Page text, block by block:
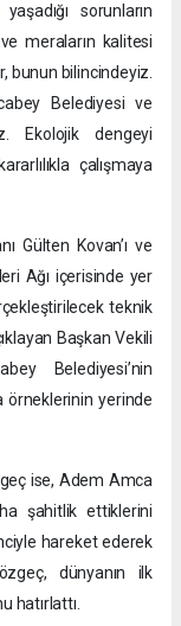
sorunların
meraların kalitesi
bunun bilincindeyiz.
Belediyesi ve
Ekolojik dengeyi
çalışmaya
Gülten Kovan’ı ve
Ağı içerisinde yer
teknik
Başkan Vekili
Belediyesi’nin
örneklerinin yerinde
ise, Adem Amca
şahitlik ettiklerini
hareket ederek
dünyanın ilk
hatırlattı.